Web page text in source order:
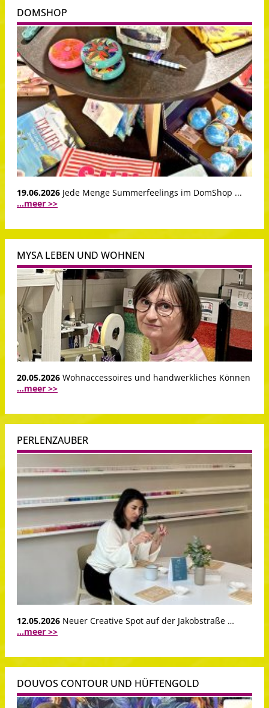
DOMSHOP
19.06.2026 Jede Menge Summerfeelings im DomShop ...
...meer >>
MYSA LEBEN UND WOHNEN
20.05.2026 Wohnaccessoires und handwerkliches Können
...meer >>
PERLENZAUBER
12.05.2026 Neuer Creative Spot auf der Jakobstraße …
...meer >>
DOUVOS CONTOUR UND HÜFTENGOLD